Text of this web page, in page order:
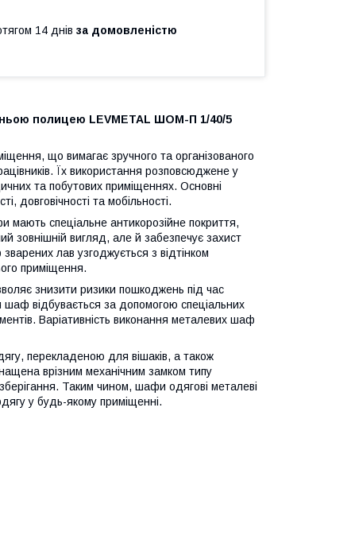
14 днів за домовленістю
полицею LEVMETAL ШОМ-П 1/40/5
що вимагає зручного та організованого
Їх використання розповсюджене у
та побутових приміщеннях. Основні
довговічності та мобільності.
мають спеціальне антикорозійне покриття,
зовнішній вигляд, але й забезпечує захист
лав узгоджується з відтінком
приміщення.
знизити ризики пошкоджень під час
відбувається за допомогою спеціальних
Варіативність виконання металевих шаф
перекладеною для вішаків, а також
врізним механічним замком типу
Таким чином, шафи одягові металеві
у будь-якому приміщенні.